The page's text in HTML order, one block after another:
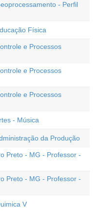
- Perfil
Física
e Processos
e Processos
e Processos
- Música
da Produção
Preto - MG - Professor -
Preto - MG - Professor -
V